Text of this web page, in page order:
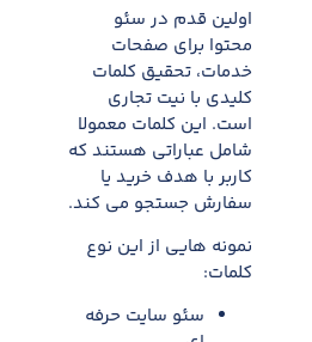
اولین قدم در سئو
محتوا برای صفحات
خدمات، تحقیق کلمات
کلیدی با نیت تجاری
است. این کلمات معمولا
شامل عباراتی هستند که
کاربر با هدف خرید یا
سفارش جستجو می کند.
نمونه هایی از این نوع
کلمات:
سئو سایت حرفه